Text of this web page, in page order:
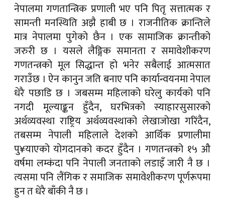
नेपालमा गणतान्त्रिक प्रणाली भए पनि पितृ सत्तात्मक र
सामन्ती मनस्थिति अझै हाबी छ । राजनीतिक क्रान्तिले
मात्र नेपालमा पुगेको छैन । एक सामाजिक क्रान्तीको
जरुरी छ । यसले लैङ्गिक समानता र समावेशीकरण
गणतन्त्रको मूल सिद्धान्त हो भनेर सबैलाई आत्मसात
गराउँछ । ऐन कानुन जति बनाए पनि कार्यान्वयनमा नेपाल
धेरै पछाडि छ । जबसम्म महिलाको घरेलु कार्यको पनि
नगदी मूल्याङ्कन हुँदैन, घरभित्रको स्याहारसुसारको
अर्थव्यवस्था राष्ट्रिय अर्थव्यवस्थाको लेखाजोखा गरिंदैन,
तबसम्म नेपाली महिलाले देशको आर्थिक प्रणालीमा
पु¥याएको योगदानको कदर हुँदैन । गणतन्त्रको १५ औ
वर्षमा लम्कंदा पनि नेपाली जनताको लडाइँ जारी नै छ ।
त्यसमा पनि लैंगिक र समाजिक समावेशीकरण पूर्णरूपमा
हुन त धेरै बाँकी नै छ ।